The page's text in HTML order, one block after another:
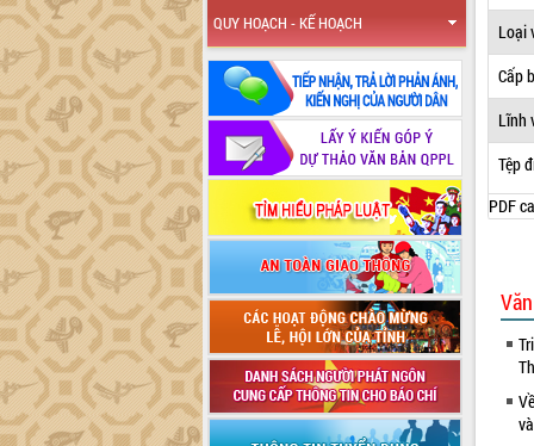
QUY HOẠCH - KẾ HOẠCH
Loại
Cấp
Lĩnh
Tệp
PDF